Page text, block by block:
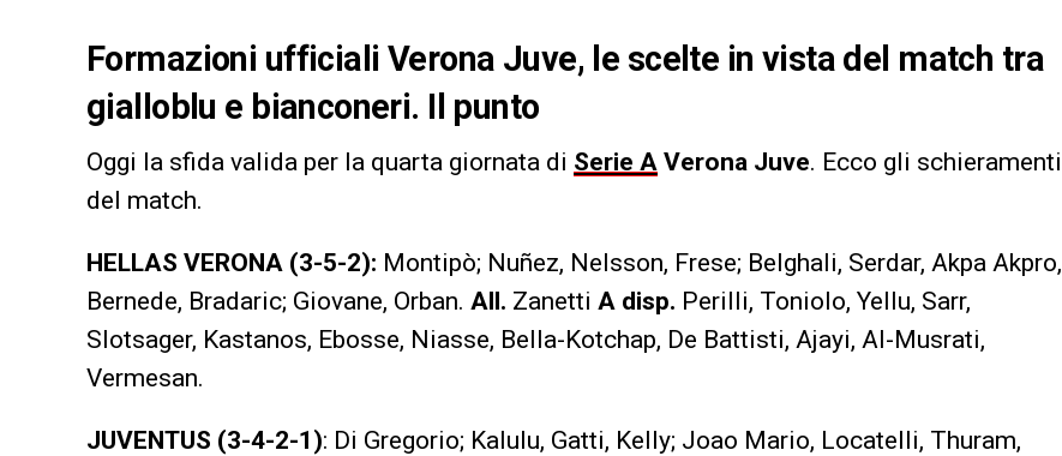
Formazioni ufficiali Verona Juve, le scelte in vista del match tra
gialloblu e bianconeri. Il punto
Oggi la sfida valida per la quarta giornata di Serie A Verona Juve. Ecco gli schieramenti
del match.
HELLAS VERONA (3-5-2): Montipò; Nuñez, Nelsson, Frese; Belghali, Serdar, Akpa Akpro,
Bernede, Bradaric; Giovane, Orban. All. Zanetti A disp. Perilli, Toniolo, Yellu, Sarr,
Slotsager, Kastanos, Ebosse, Niasse, Bella-Kotchap, De Battisti, Ajayi, Al-Musrati,
Vermesan.
JUVENTUS (3-4-2-1): Di Gregorio; Kalulu, Gatti, Kelly; Joao Mario, Locatelli, Thuram,